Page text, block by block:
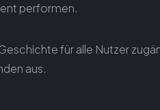
performen.
für alle Nutzer
aus.